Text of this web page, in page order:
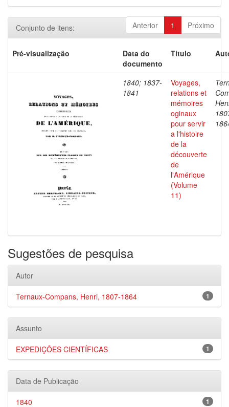
Anterior 1 Próximo
Conjunto de itens:
Pré-visualização
Data do
documento
Título
1840; 1837-
1841
Voyages,
relations et
mémoires
oginaux
pour servir
a l'histoire
de la
découverte
de
l'Amérique
(Volume
11)
Sugestões de pesquisa
Autor
1
Ternaux-Compans, Henri, 1807-1864
Assunto
1
EXPEDIÇÕES CIENTÍFICAS
Data de Publicação
1
1840